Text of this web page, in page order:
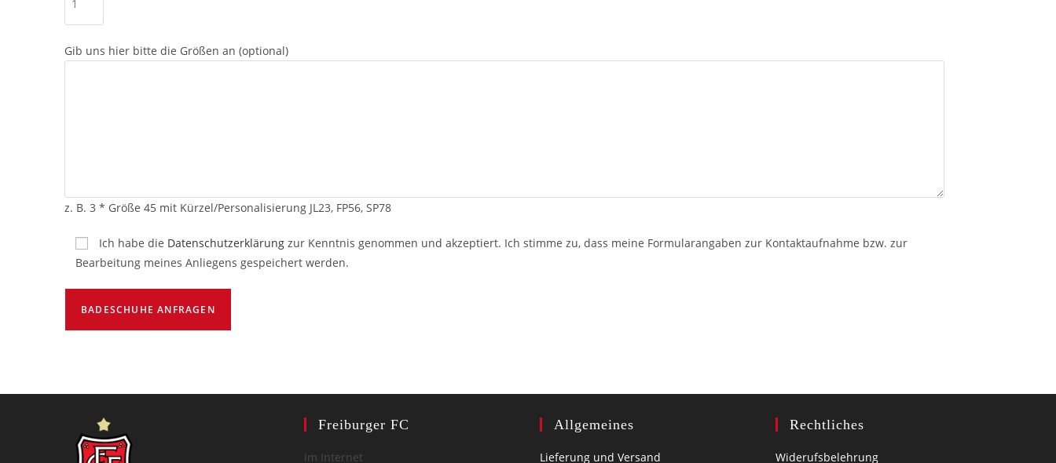
Gib uns hier bitte die Größen an (optional)
z. B. 3 * Größe 45 mit Kürzel/Personalisierung JL23, FP56, SP78
Ich habe die Datenschutzerklärung zur Kenntnis genommen und akzeptiert. Ich stimme zu, dass meine Formularangaben zur Kontaktaufnahme bzw. zur
Bearbeitung meines Anliegens gespeichert werden.
Freiburger FC
im Internet
Allgemeines
Lieferung und Versand
Rechtliches
Widerufsbelehrung